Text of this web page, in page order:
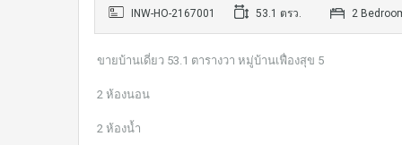
INW-HO-2167001 53.1 ตรว. 2
ขายบ้านเดี่ยว 53.1 ตารางวา หมู่บ้านเฟื่องสุข 5
2 ห้องนอน
2 ห้องน้ำ